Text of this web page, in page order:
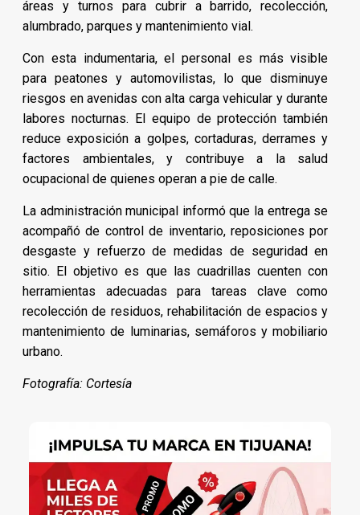
áreas y turnos para cubrir a barrido, recolección,
alumbrado, parques y mantenimiento vial.
Con esta indumentaria, el personal es más visible
para peatones y automovilistas, lo que disminuye
riesgos en avenidas con alta carga vehicular y durante
labores nocturnas. El equipo de protección también
reduce exposición a golpes, cortaduras, derrames y
factores ambientales, y contribuye a la salud
ocupacional de quienes operan a pie de calle.
La administración municipal informó que la entrega se
acompañó de control de inventario, reposiciones por
desgaste y refuerzo de medidas de seguridad en
sitio. El objetivo es que las cuadrillas cuenten con
herramientas adecuadas para tareas clave como
recolección de residuos, rehabilitación de espacios y
mantenimiento de luminarias, semáforos y mobiliario
urbano.
Fotografía: Cortesía